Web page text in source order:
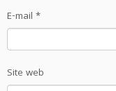
E-mail *
Site web